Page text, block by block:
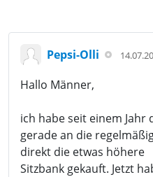
Pepsi-Olli
Hallo Männer,
ich habe seit einem
gerade an die
direkt die etwas höhere
Sitzbank gekauft. Jetzt